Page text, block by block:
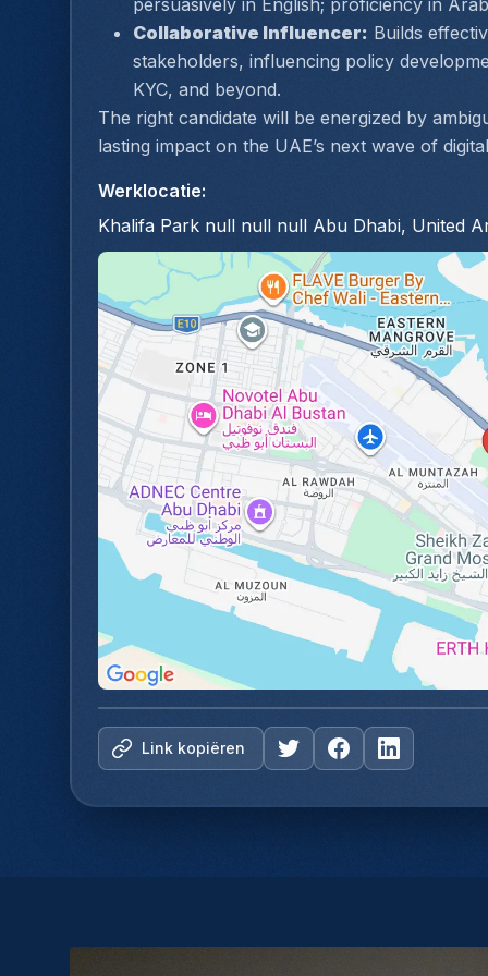
persuasively in English; proficiency in
Collaborative Influencer: Builds
stakeholders, influencing policy
KYC, and beyond.
The right candidate will be energized by
lasting impact on the UAE’s next wave of
Werklocatie:
Khalifa Park null null null Abu Dhabi, United
Link kopiëren